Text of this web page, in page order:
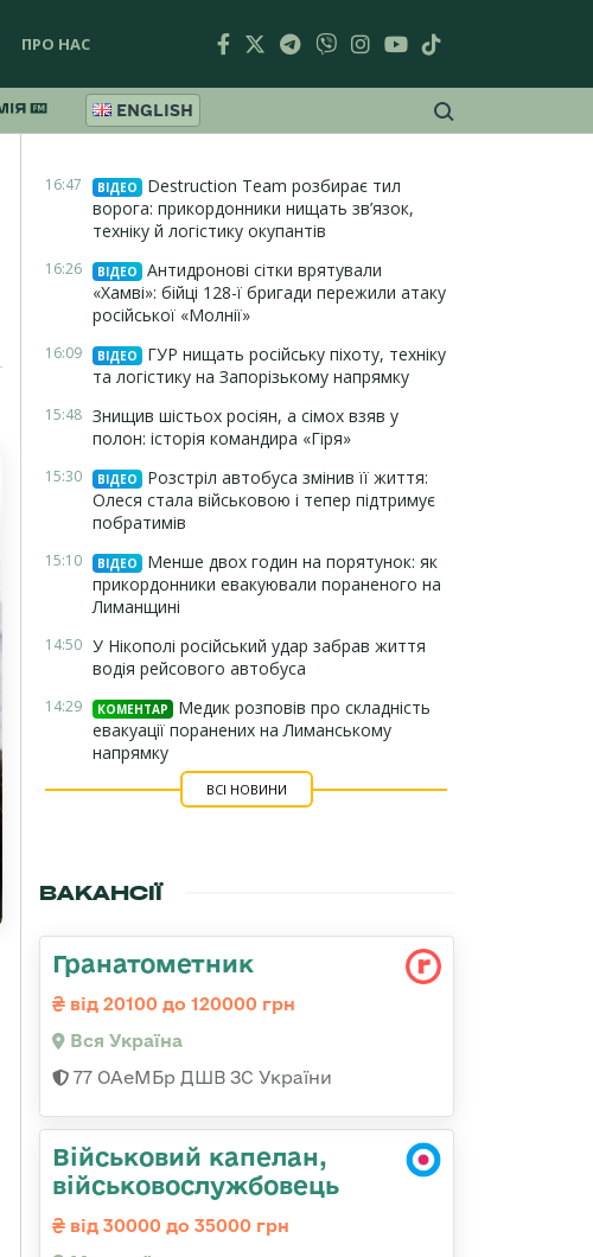
ПРО НАС
ENGLISH
16:47 ВІДЕО
Destruction Team розбирає тил
ворога: прикордонники нищать зв’язок,
техніку й логістику окупантів
16:26 ВІДЕО
Антидронові сітки врятували
«Хамві»: бійці 128-ї бригади пережили атаку
російської «Молнії»
16:09 ВІДЕО
ГУР нищать російську піхоту, техніку
та логістику на Запорізькому напрямку
15:48 Знищив шістьох росіян, а сімох взяв у
полон: історія командира «Гіря»
15:30 ВІДЕО
Розстріл автобуса змінив її життя:
Олеся стала військовою і тепер підтримує
побратимів
15:10 ВІДЕО
Менше двох годин на порятунок: як
прикордонники евакуювали пораненого на
Лиманщині
14:50 У Нікополі російський удар забрав життя
водія рейсового автобуса
14:29 КОМЕНТАР
Медик розповів про складність
евакуації поранених на Лиманському
напрямку
ВСІ НОВИНИ
ВАКАНСІЇ
Гранатометник
від 20100 до 120000 грн
Вся Україна
77 ОАеМБр ДШВ ЗС України
Військовий капелан,
військовослужбовець
від 30000 до 35000 грн